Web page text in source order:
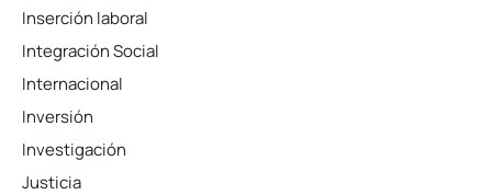
Inserción laboral
Integración Social
Internacional
Inversión
Investigación
Justicia